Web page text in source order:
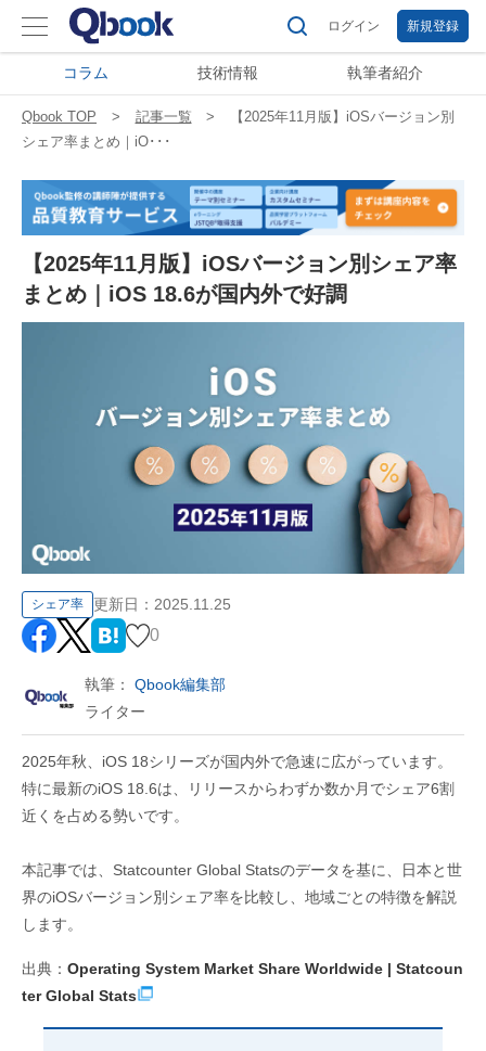
ログイン 新規登録
コラム 技術情報 執筆者紹介
Qbook TOP 記事一覧
【2025年11月版】iOSバージョン別
シェア率まとめ｜iO･･･
【2025年11月版】iOSバージョン別シェア率
まとめ｜iOS 18.6が国内外で好調
シェア率 更新日： 2025.11.25
0
執筆： Qbook編集部
ライター
2025年秋、iOS 18シリーズが国内外で急速に広がっています。
特に最新のiOS 18.6は、リリースからわずか数か月でシェア6割
近くを占める勢いです。
本記事では、 Statcounter Global Statsのデータを基に、日本と世
界のiOSバージョン別シェア率を比較し、地域ごとの特徴を解説
します。
出典： Operating System Market Share Worldwide | Statcoun
ter Global Stats